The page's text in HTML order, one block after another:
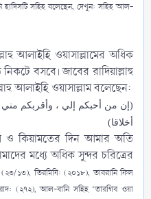
সহিহ বলেছেন, দেখুন: সহিহ আল-
আলাইহি ওয়াসাল্লামের অধিক
বসবে। জাবের ‎রাদিয়াল্লাহু
আলাইহি ওয়াসাল্লাম‎ বলেছেন:​
(إن من أحبكم إلي ، وأقربكم مني
أخلاقا)
ও কিয়ামতের দিন আমার অতি
মধ্যে অধিক সুন্দর চরিত্রের
১৩), তিরমিযি: (২০১৮), তাবরানি ফিল
(২৭২), আল-বানি সহিহ ‘তারগিব ওয়া